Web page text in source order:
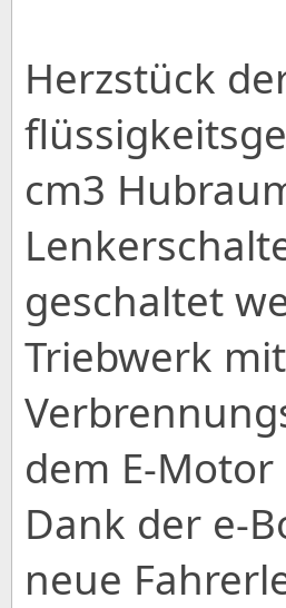
Herzstück
cm3
geschaltet
Triebwerk
dem E-
Dank der e-
neue